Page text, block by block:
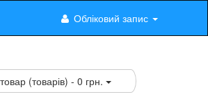
Обліковий запис
(товарів) - 0 грн.